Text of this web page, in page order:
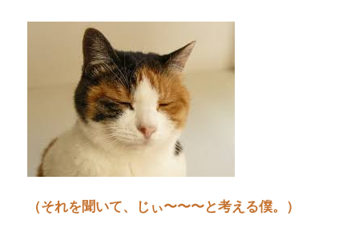
（それを聞いて、じぃ〜〜〜と考える僕。）